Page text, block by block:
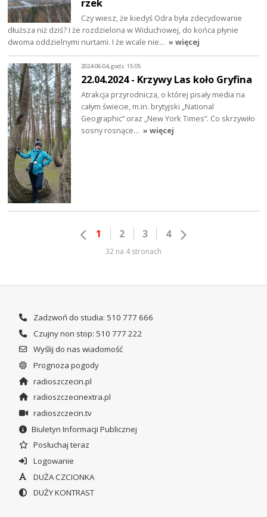
rzek
Czy wiesz, że kiedyś Odra była zdecydowanie
dłuższa niż dziś? I że rozdzielona w Widuchowej, do końca płynie
dwoma oddzielnymi nurtami. I że wcale nie… » więcej
2024-06-04, godz. 15:05
22.04.2024 - Krzywy Las koło Gryfina
Atrakcja przyrodnicza, o której pisały media na
całym świecie, m.in. brytyjski „National
Geographic” oraz „New York Times”. Co skrzywiło
sosny rosnące… » więcej
1 2 3 4
32 na 4 stronach
Zadzwoń do studia: 510 777 666
Czujny non stop: 510 777 222
Wyślij do nas wiadomość
Prognoza pogody
radioszczecin.pl
radioszczecinextra.pl
radioszczecin.tv
Biuletyn Informacji Publicznej
Posłuchaj teraz
Logowanie
DUŻA CZCIONKA
DUŻY KONTRAST